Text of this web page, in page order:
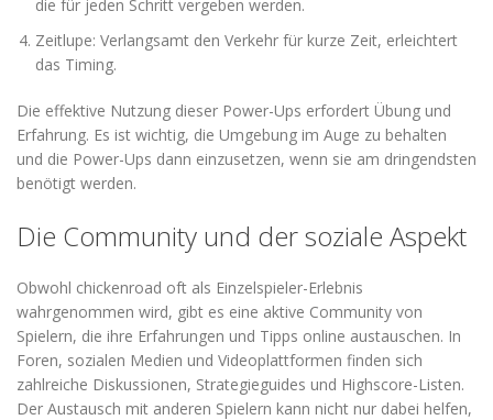
die für jeden Schritt vergeben werden.
Zeitlupe: Verlangsamt den Verkehr für kurze Zeit, erleichtert
das Timing.
Die effektive Nutzung dieser Power-Ups erfordert Übung und
Erfahrung. Es ist wichtig, die Umgebung im Auge zu behalten
und die Power-Ups dann einzusetzen, wenn sie am dringendsten
benötigt werden.
Die Community und der soziale Aspekt
Obwohl chickenroad oft als Einzelspieler-Erlebnis
wahrgenommen wird, gibt es eine aktive Community von
Spielern, die ihre Erfahrungen und Tipps online austauschen. In
Foren, sozialen Medien und Videoplattformen finden sich
zahlreiche Diskussionen, Strategieguides und Highscore-Listen.
Der Austausch mit anderen Spielern kann nicht nur dabei helfen,